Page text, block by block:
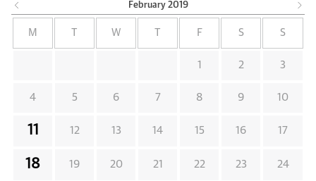
February 2019
M W F S S
1 2 3
4 5 6 7 8 9 10
11 12 13 14 15 16 17
18 19 20 21 22 23 24